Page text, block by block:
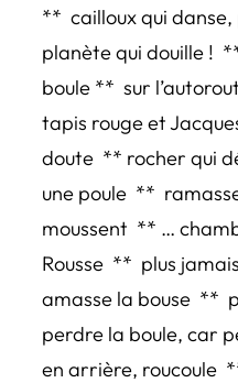
** cailloux qui
planète qui douille !
boule ** sur
tapis rouge et
doute ** rocher qui
une poule **
moussent ** …
Rousse ** plus
amasse la bouse **
perdre la boule, car
en arrière, roucoule